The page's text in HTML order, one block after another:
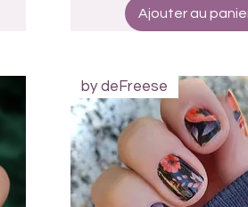
Ajouter au
by deFreese